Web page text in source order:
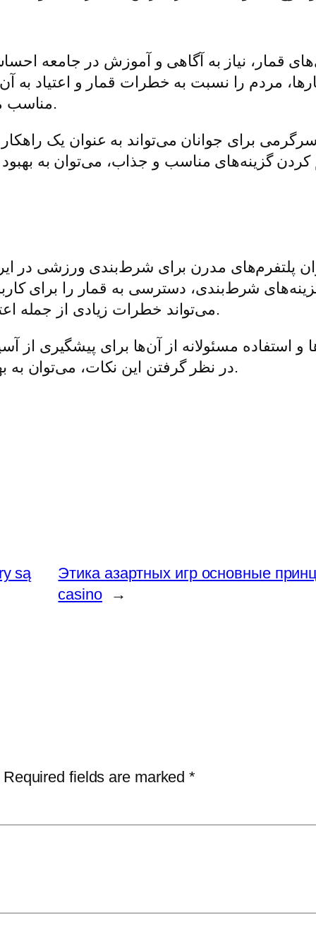
قمار، نیاز به آگاهی و آموزش در جامعه
مردم را نسبت به خطرات قمار و اعتیاد به
مناسب می‌تواند به کنترل این نوع فعالیت‌ها کمک کند.
برای جوانان می‌تواند به عنوان یک
پلتفرم‌های مدرن برای شرط‌بندی ورزشی در
شرط‌بندی، دسترسی به قمار را برای
می‌تواند خطرات زیادی از جمله اعتیاد و مشکلات مالی را به همراه داشته باشد.
و استفاده مسئولانه از آن‌ها برای
در نظر گرفتن این نکات، می‌توان به بهبود وضعیت قمار در جامعه ایرانی کمک کرد.
są
Этика азартных игр основные
casino
→
Required fields are marked*